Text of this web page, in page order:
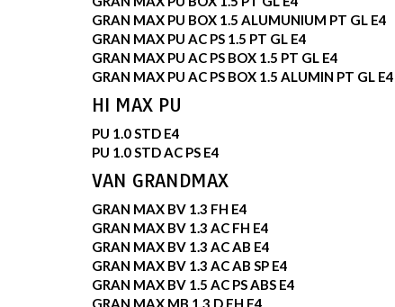
GRAN MAX PU BOX 1.5 ALUMUNIUM PT GL E4
GRAN MAX PU AC PS 1.5 PT GL E4
GRAN MAX PU AC PS BOX 1.5 PT GL E4
GRAN MAX PU AC PS BOX 1.5 ALUMIN PT GL E4
HI MAX PU
PU 1.0 STD E4
PU 1.0 STD AC PS E4
VAN GRANDMAX
GRAN MAX BV 1.3 FH E4
GRAN MAX BV 1.3 AC FH E4
GRAN MAX BV 1.3 AC AB E4
GRAN MAX BV 1.3 AC AB SP E4
GRAN MAX BV 1.5 AC PS ABS E4
GRAN MAX MB 1.3 D FH E4